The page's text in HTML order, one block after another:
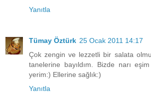
Yanıtla
Tümay Öztürk 25 Ocak 2011 14:17
Çok zengin ve lezzetli bir salata
tanelerine bayıldım. Bizde narı
yerim:) Ellerine sağlık:)
Yanıtla